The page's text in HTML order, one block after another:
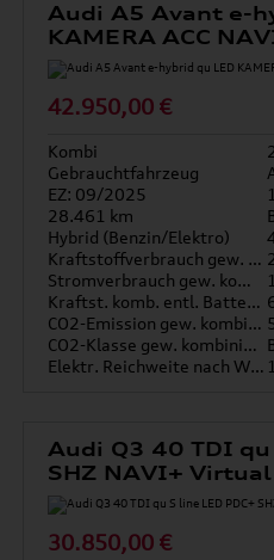
Audi A5 Avant e-
KAMERA ACC
42.950,00 €
Kombi
Gebrauchtfahrzeug
EZ: 09/2025
28.461 km
Hybrid (Benzin/Elektro)
Kraftstoffverbrauch gew. kombiniert
Stromverbrauch gew. kombiniert
Kraftst. komb. entl. Batterie
CO2-Emission gew. kombiniert
CO2-Klasse gew. kombiniert
Elektr. Reichweite nach WLTP*
Audi Q3 40 TDI qu
SHZ NAVI+ Virtual
30.850,00 €